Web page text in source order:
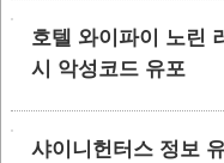
호텔 와이파이 노린
시 악성코드 유포
샤이니헌터스 정보